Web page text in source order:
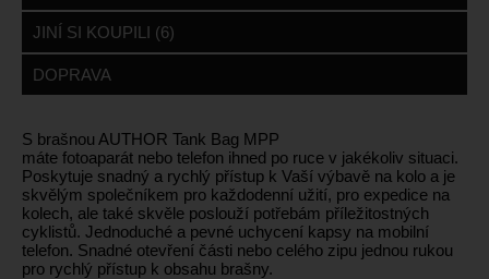
JINÍ SI KOUPILI (6)
DOPRAVA
S brašnou AUTHOR Tank Bag MPP
máte fotoaparát nebo telefon ihned po ruce v jakékoliv situaci.
Poskytuje snadný a rychlý přístup k Vaší výbavě na kolo a je
skvělým společníkem pro každodenní užití, pro expedice na
kolech, ale také skvěle poslouží potřebám příležitostných
cyklistů. Jednoduché a pevné uchycení kapsy na mobilní
telefon. Snadné otevření části nebo celého zipu jednou rukou
pro rychlý přístup k obsahu brašny.